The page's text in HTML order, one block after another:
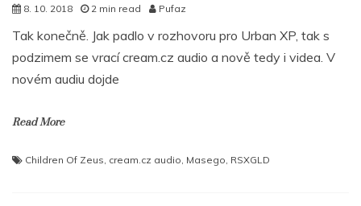
8. 10. 2018 2 min read Pufaz
Tak konečně. Jak padlo v rozhovoru pro Urban XP, tak s
podzimem se vrací cream.cz audio a nově tedy i videa. V
novém audiu dojde
Read More
Children Of Zeus, cream.cz audio, Masego, RSXGLD